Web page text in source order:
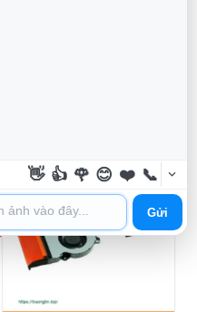
👋 👍 🌹 😊 ❤️ 📞
Gửi